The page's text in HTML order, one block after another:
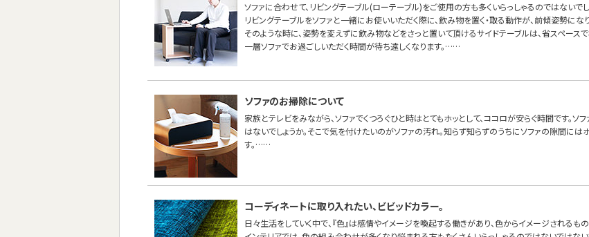
ソファに合わせて、リビングテーブル(ローテーブル)をご使用の方も多くいらっしゃるのではないでし
リビングテーブルをソファと一緒にお使いいただく際に、飲み物を置く・取る動作が、前傾姿勢にな
そのような時に、姿勢を変えずに飲み物などをさっと置いて頂けるサイドテーブルは、省スペースで
一層ソファでお過ごしいただく時間が待ち遠しくなります。……
ソファのお掃除について
家族とテレビをみながら、ソファでくつろぐひと時はとてもホッとして、ココロが安らぐ時間です。
はないでしょうか。そこで気を付けたいのがソファの汚れ。知らず知らずのうちにソファの隙間に
す。……
コーディネートに取り入れたい、ビビッドカラー。
日々生活をしていく中で、『色』は感情やイメージを喚起する働きがあり、色からイメージされる